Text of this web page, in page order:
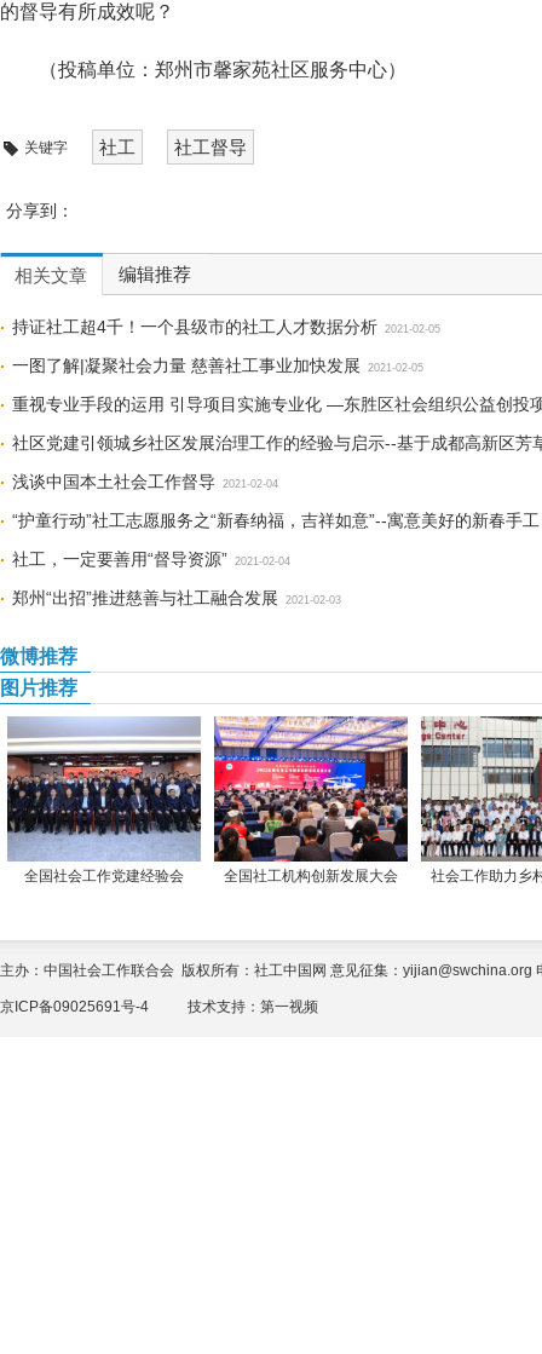
的督导有所成效呢？
（投稿单位：郑州市馨家苑社区服务中心）
关键字 社工 社工督导
分享到：
相关文章 编辑推荐
持证社工超4千！一个县级市的社工人才数据分析 2021-02-05
一图了解|凝聚社会力量 慈善社工事业加快发展 2021-02-05
重视专业手段的运用 引导项目实施专业化 —东胜区社会组织公益创投
04
社区党建引领城乡社区发展治理工作的经验与启示--基于成都高新区芳
04
浅谈中国本土社会工作督导 2021-02-04
“护童行动”社工志愿服务之“新春纳福，吉祥如意”--寓意美好的新春手工
社工，一定要善用“督导资源” 2021-02-04
郑州“出招”推进慈善与社工融合发展 2021-02-03
微博推荐
图片推荐
全国社会工作党建经验会 全国社工机构创新发展大会 社会工作助力乡
主办：中国社会工作联合会 版权所有：社工中国网 意见征集：yijian@swchina.org
京ICP备09025691号-4 技术支持： 第一视频